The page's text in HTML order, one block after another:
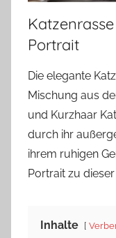
Portrait
Die elegante
Mischung aus
und Kurzhaar
durch ihr
ihrem ruhigen
Portrait zu dieser
Inhalte